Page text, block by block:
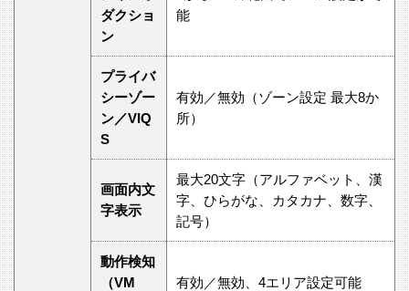
ダクショ
ン
能
プライバ
シーゾー
ン／VIQ
S
有効／無効（ゾーン設定 最大8か
所）
画面内文
字表示
最大20文字（アルファベット、漢
字、ひらがな、カタカナ、数字、
記号）
動作検知
（VM
有効／無効、4エリア設定可能